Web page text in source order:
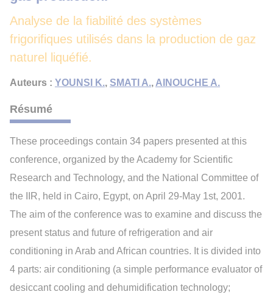
Analyse de la fiabilité des systèmes
frigorifiques utilisés dans la production de gaz
naturel liquéfié.
Auteurs : YOUNSI K., SMATI A., AINOUCHE A.
Résumé
These proceedings contain 34 papers presented at this
conference, organized by the Academy for Scientific
Research and Technology, and the National Committee of
the IIR, held in Cairo, Egypt, on April 29-May 1st, 2001.
The aim of the conference was to examine and discuss the
present status and future of refrigeration and air
conditioning in Arab and African countries. It is divided into
4 parts: air conditioning (a simple performance evaluator of
desiccant cooling and dehumidification technology;